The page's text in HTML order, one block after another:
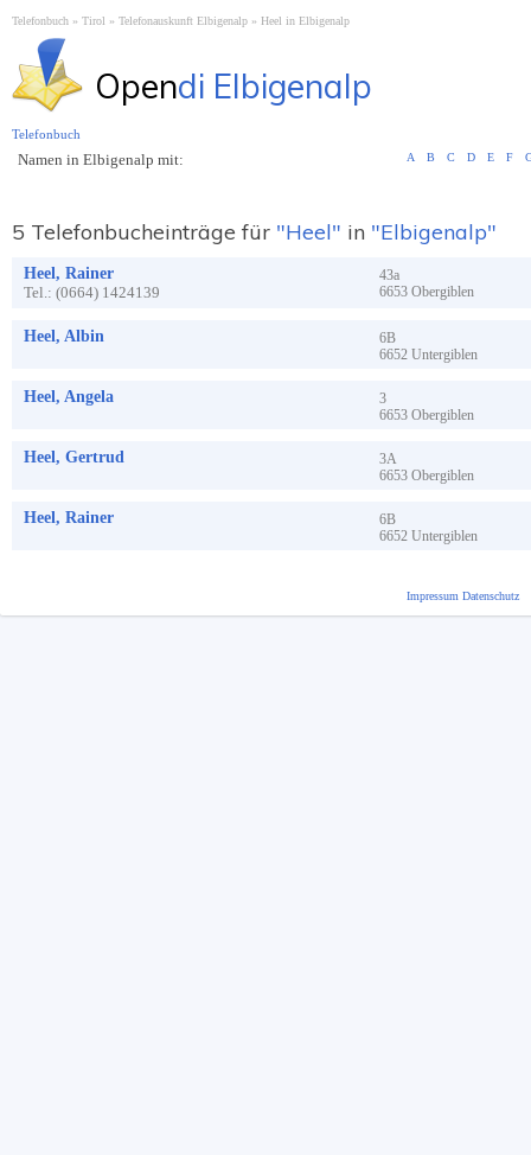
Telefonbuch Tirol Telefonauskunft Elbigenalp Heel in Elbigenalp
Opendi Elbigenalp
Namen in Elbigenalp mit: A B C D E F
5 Telefonbucheinträge für "Heel" in "Elbigenalp"
Heel, Rainer
Tel.: (0664) 1424139
43a
6653 Obergiblen
Heel, Albin
6B
6652 Untergiblen
Heel, Angela
3
6653 Obergiblen
Heel, Gertrud
3A
6653 Obergiblen
Heel, Rainer
6B
6652 Untergiblen
Telefonbuch
Impressum Datenschutz